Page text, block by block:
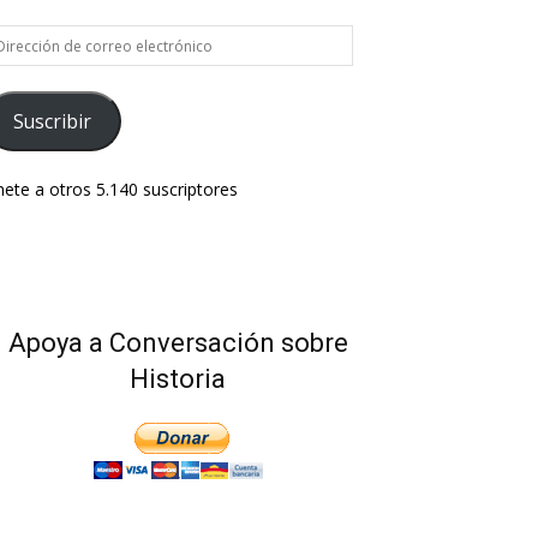
Suscribir
a otros 5.140 suscriptores
Apoya a Conversación sobre
Historia